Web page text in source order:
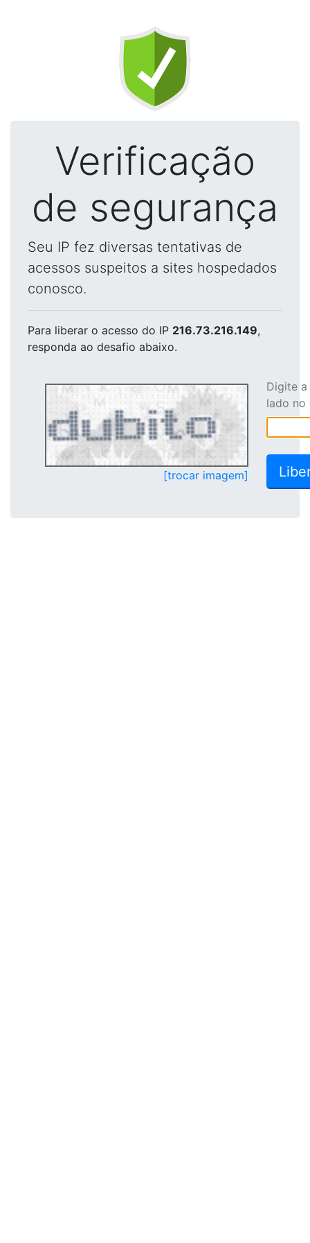
Verificação
de segurança
Seu IP fez diversas tentativas de
acessos suspeitos a sites hospedados
conosco.
Para liberar o acesso do IP 216.73.216.149,
responda ao desafio abaixo.
[trocar imagem]
Digite
lado no